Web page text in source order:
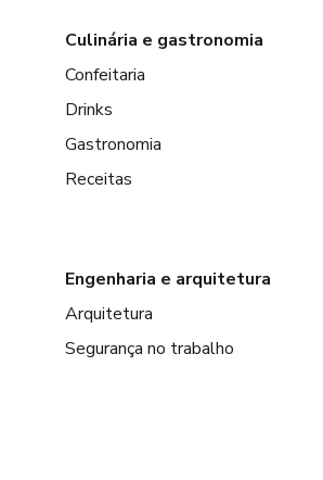
Culinária e gastronomia
Confeitaria
Drinks
Gastronomia
Receitas
Engenharia e arquitetura
Arquitetura
Segurança no trabalho